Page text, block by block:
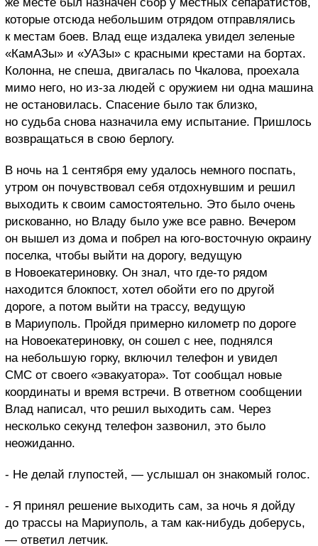
которые отсюда небольшим отрядом отправлялись
к местам боев. Влад еще издалека увидел зеленые
«КамАЗы» и «УАЗы» с красными крестами на бортах.
Колонна, не спеша, двигалась по Чкалова, проехала
мимо него, но из-за людей с оружием ни одна машина
не остановилась. Спасение было так близко,
но судьба снова назначила ему испытание. Пришлось
возвращаться в свою берлогу.
В ночь на 1 сентября ему удалось немного поспать,
утром он почувствовал себя отдохнувшим и решил
выходить к своим самостоятельно. Это было очень
рискованно, но Владу было уже все равно. Вечером
он вышел из дома и побрел на юго-восточную окраину
поселка, чтобы выйти на дорогу, ведущую
в Новоекатериновку. Он знал, что где-то рядом
находится блокпост, хотел обойти его по другой
дороге, а потом выйти на трассу, ведущую
в Мариуполь. Пройдя примерно километр по дороге
на Новоекатериновку, он сошел с нее, поднялся
на небольшую горку, включил телефон и увидел
СМС от своего «эвакуатора». Тот сообщал новые
координаты и время встречи. В ответном сообщении
Влад написал, что решил выходить сам. Через
несколько секунд телефон зазвонил, это было
неожиданно.
- Не делай глупостей, — услышал он знакомый голос.
- Я принял решение выходить сам, за ночь я дойду
до трассы на Мариуполь, а там как-нибудь доберусь,
— ответил летчик.